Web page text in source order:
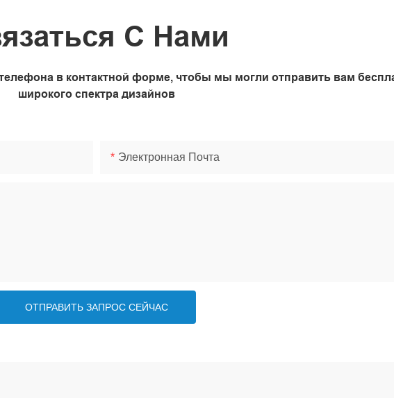
С Нами
в контактной форме, чтобы мы могли отправить вам
широкого спектра дизайнов
Электронная Почта
ОТПРАВИТЬ ЗАПРОС СЕЙЧАС